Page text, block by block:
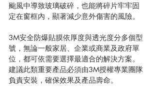
颱風中導致玻璃破碎，也能將碎片牢牢固
定在窗框內，顯著減少意外傷害的風險。
3M安全防爆貼膜依厚度與透光度分多個型
號，無論一般家居、企業或商業及政府單
位，都可依需要選擇最適合的解決方案。
建議此類重要產品必須由3M授權專業團隊
負責安裝，確保效果及產品壽命。